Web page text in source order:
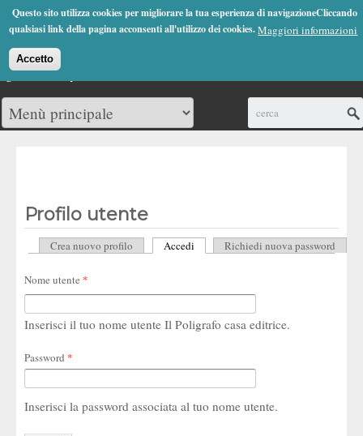
Questo sito utilizza cookies per migliorare la tua esperienza di navigazioneCliccando
qualsiasi link della pagina acconsenti all'utilizzo dei cookies.Maggiori informazioni
Accetto
Jump to Navigation
(0)
Profilo utente
Schede primarie
Crea nuovo profilo Accedi (scheda attiva)
Richiedi nuova password
Nome utente *
Inserisci il tuo nome utente Il Poligrafo casa editrice.
Password *
Inserisci la password associata al tuo nome utente.